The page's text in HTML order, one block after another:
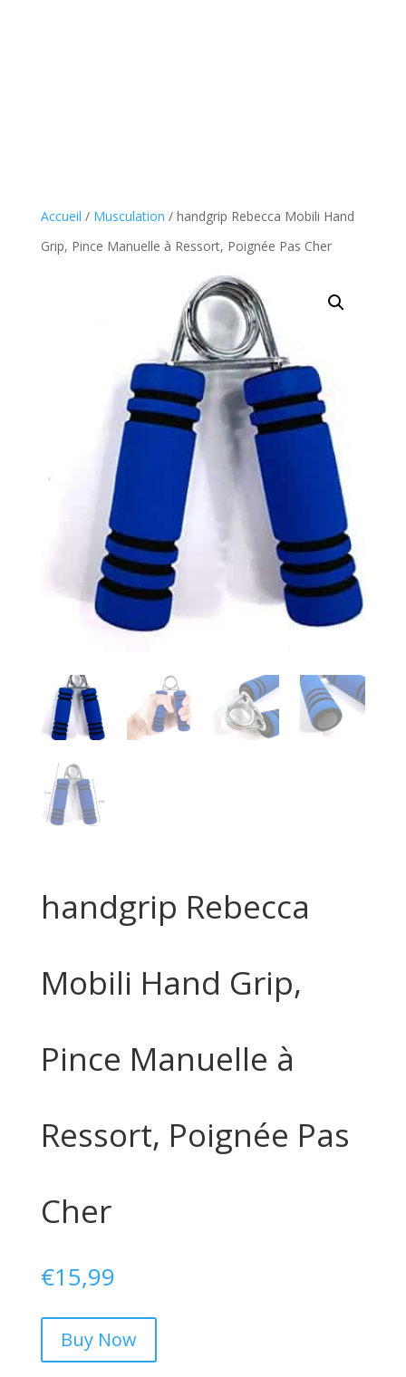
Accueil / Musculation / handgrip Rebecca Mobili Hand
Grip, Pince Manuelle à Ressort, Poignée Pas Cher
handgrip Rebecca
Mobili Hand Grip,
Pince Manuelle à
Ressort, Poignée Pas
Cher
€15,99
Buy Now